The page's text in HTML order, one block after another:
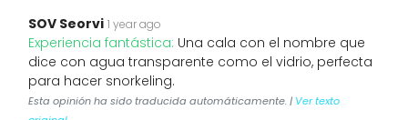
SOV Seorvi 1 year ago
Experiencia fantástica: Una cala con el nombre que
dice con agua transparente como el vidrio, perfecta
para hacer snorkeling.
Esta opinión ha sido traducida automáticamente. | Ver texto